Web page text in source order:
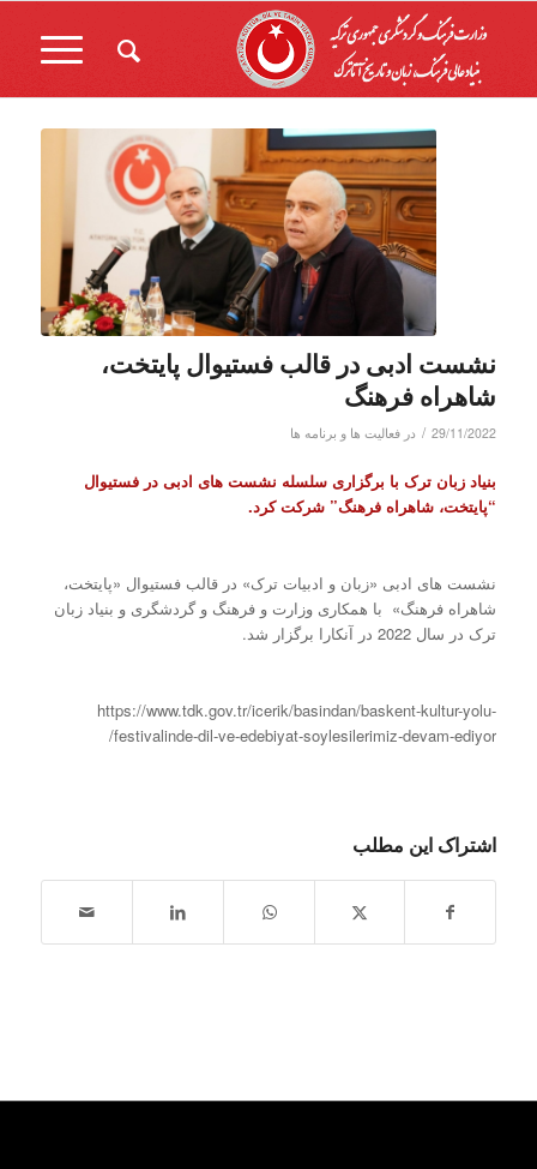
نشست ادبی در قالب فستیوال پایتخت،
شاهراه فرهنگ
29/11/2022
/ در فعالیت ها و برنامه ها
بنیاد زبان ترک با برگزاری سلسله نشست های ادبی در فستیوال
“پایتخت، شاهراه فرهنگ” شرکت کرد.
نشست های ادبی «زبان و ادبیات ترک» در قالب فستیوال «پایتخت،
شاهراه فرهنگ» با همکاری وزارت و فرهنگ و گردشگری و بنیاد زبان
ترک در سال 2022 در آنکارا برگزار شد.
https://www.tdk.gov.tr/icerik/basindan/baskent-kultur-yolu-
festivalinde-dil-ve-edebiyat-soylesilerimiz-devam-ediyor/
اشتراک این مطلب